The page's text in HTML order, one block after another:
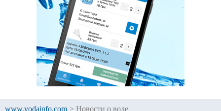
www.vodainfo.com > Новости о воде